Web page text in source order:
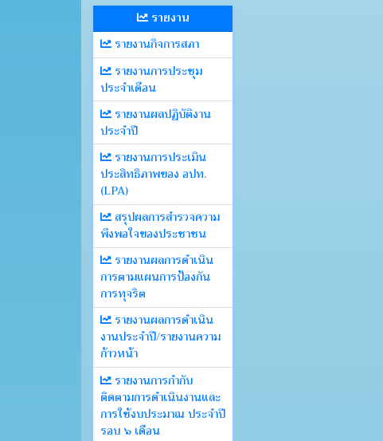
รายงาน
รายงานกิจการสภา
รายงานการประชุม
ประจำเดือน
รายงานผลปฏิบัติงาน
ประจำปี
รายงานการประเมิน
ประสิทธิภาพของ อปท.
(LPA)
สรุปผลการสำรวจความ
พึงพอใจของประชาชน
รายงานผลการดำเนิน
การตามแผนการป้องกัน
การทุจริต
รายงานผลการดำเนิน
งานประจำปี/รายงานความ
ก้าวหน้า
รายงานการกำกับ
ติดตามการดำเนินงานและ
การใช้งบประมาณ ประจำปี
รอบ ๖ เดือน